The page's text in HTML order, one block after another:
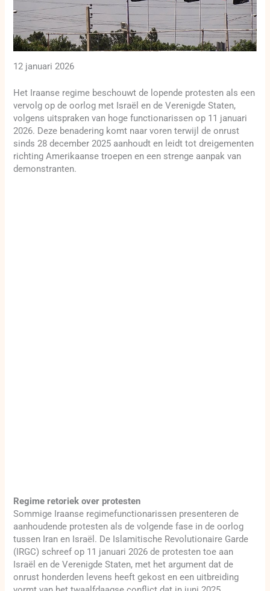
12 januari 2026
Het Iraanse regime beschouwt de lopende protesten als een
vervolg op de oorlog met Israël en de Verenigde Staten,
volgens uitspraken van hoge functionarissen op 11 januari
2026. Deze benadering komt naar voren terwijl de onrust
sinds 28 december 2025 aanhoudt en leidt tot dreigementen
richting Amerikaanse troepen en een strenge aanpak van
demonstranten.
Regime retoriek over protesten
Sommige Iraanse regimefunctionarissen presenteren de
aanhoudende protesten als de volgende fase in de oorlog
tussen Iran en Israël. De Islamitische Revolutionaire Garde
(IRGC) schreef op 11 januari 2026 de protesten toe aan
Israël en de Verenigde Staten, met het argument dat de
onrust honderden levens heeft gekost en een uitbreiding